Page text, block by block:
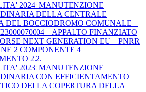
2024: MANUTENZIONE
DELLA CENTRALE
DEL BOCCIODROMO COMUNALE –
– APPALTO FINANZIATO
NEXT GENERATION EU – PNRR
2 COMPONENTE 4
2.2.
2023: MANUTENZIONE
CON EFFICIENTAMENTO
DELLA COPERTURA DELLA